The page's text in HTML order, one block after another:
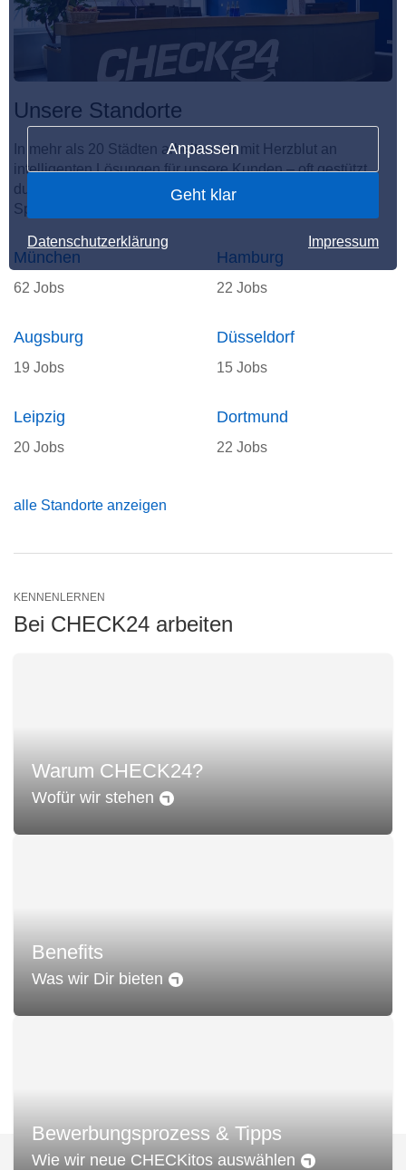
Anpassen
Geht klar
Datenschutzerklärung Impressum
Unsere Standorte
In mehr als 20 Städten arbeiten wir mit Herzblut an
intelligenten Lösungen für unsere Kunden – oft gestützt
durch KI. Hier entsteht der unvergleichliche CHECKito
Spirit.
München
62 Jobs
Dortmund
22 Jobs
Hamburg
22 Jobs
Leipzig
20 Jobs
Augsburg
19 Jobs
Düsseldorf
15 Jobs
alle Standorte anzeigen
KENNENLERNEN
Bei CHECK24 arbeiten
Warum CHECK24?
Wofür wir stehen
Benefits
Was wir Dir bieten
Bewerbungsprozess & Tipps
Wie wir neue CHECKitos auswählen